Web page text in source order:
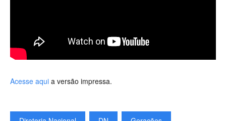
Acesse aqui a versão impressa.